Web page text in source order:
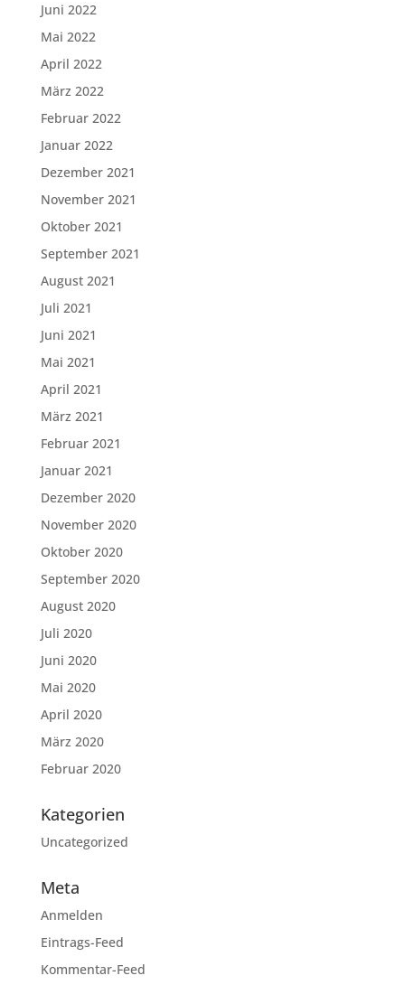
Juni 2022
Mai 2022
April 2022
März 2022
Februar 2022
Januar 2022
Dezember 2021
November 2021
Oktober 2021
September 2021
August 2021
Juli 2021
Juni 2021
Mai 2021
April 2021
März 2021
Februar 2021
Januar 2021
Dezember 2020
November 2020
Oktober 2020
September 2020
August 2020
Juli 2020
Juni 2020
Mai 2020
April 2020
März 2020
Februar 2020
Kategorien
Uncategorized
Meta
Anmelden
Eintrags-Feed
Kommentar-Feed